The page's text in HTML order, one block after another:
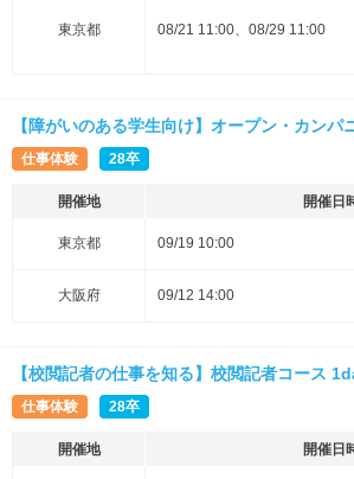
東京都 08/21 11:00、08/29 11:00
【障がいのある学生向け】オープン・カンパ
仕事体験 28卒
開催地 開催日
東京都 09/19 10:00
大阪府 09/12 14:00
【校閲記者の仕事を知る】校閲記者コース
仕事体験 28卒
開催地 開催日